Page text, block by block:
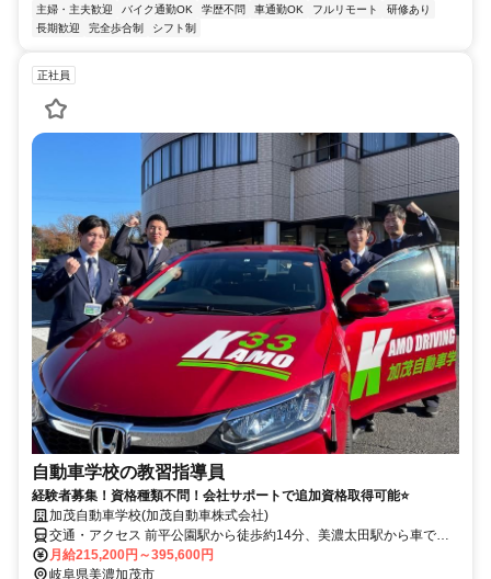
主婦・主夫歓迎 バイク通勤OK 学歴不問 車通勤OK フルリモート
研修あり
長期歓迎
完全歩合制 シフト制
正社員
自動車学校の教習指導員
経験者募集！資格種類不問！会社サポートで追加資格取得可能⭐
加茂自動車学校(加茂自動車株式会社)
交通・アクセス 前平公園駅から徒歩約14分、美濃太田駅から車で約7
分、可児駅から車で約18分
月給215,200円～395,600円
岐阜県美濃加茂市